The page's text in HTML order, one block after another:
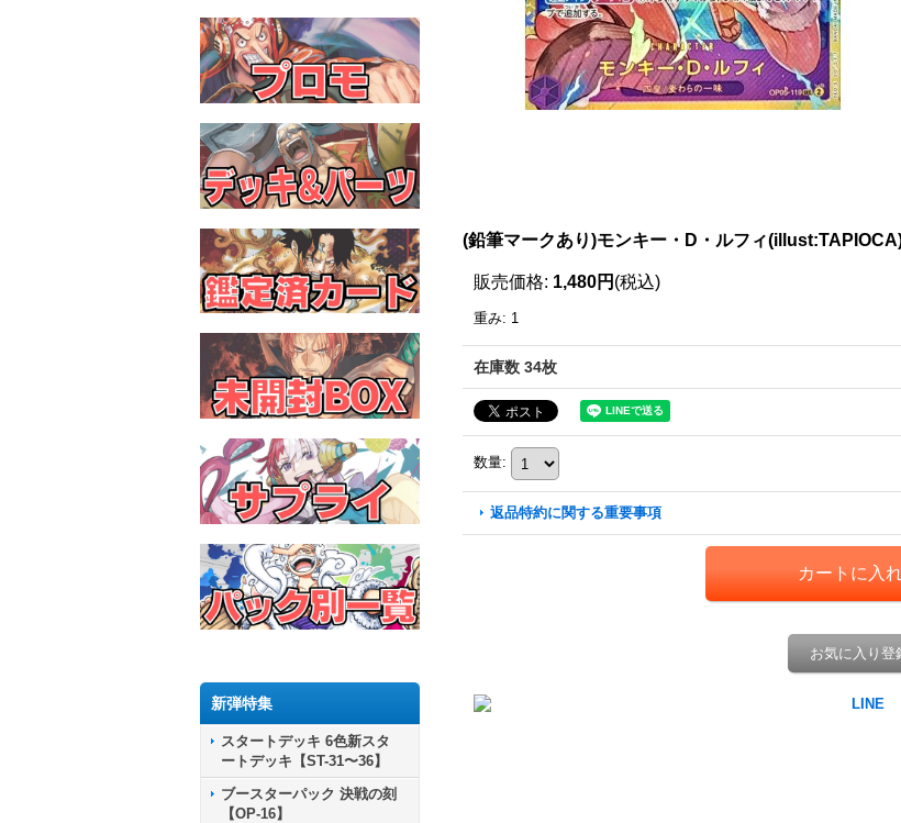
新弾特集
スタートデッキ 6色新スタ
ートデッキ【ST-31〜36】
ブースターパック 決戦の刻
【OP-16】
(鉛筆マークあり)モンキー・D・ルフィ
販売価格: 1,480円 (税込)
重み: 1
在庫数 34枚
数量:
返品特約に関する重要事項
お気に入り登